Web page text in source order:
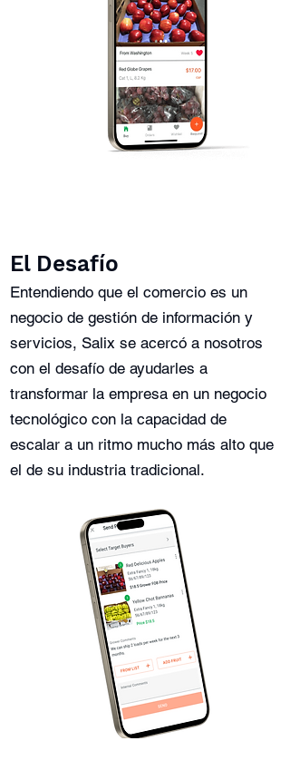
El Desafío
Entendiendo que el comercio es un
negocio de gestión de información y
servicios, Salix se acercó a nosotros
con el desafío de ayudarles a
transformar la empresa en un negocio
tecnológico con la capacidad de
escalar a un ritmo mucho más alto que
el de su industria tradicional.